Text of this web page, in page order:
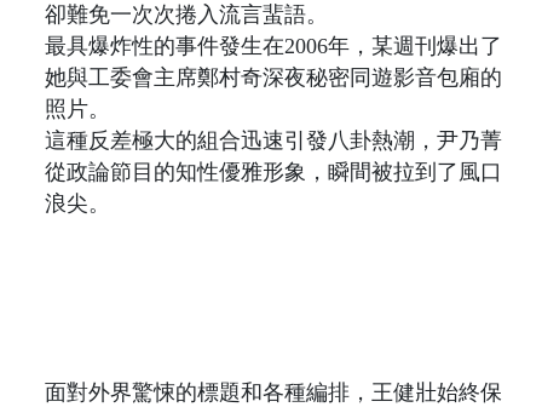
卻難免一次次捲入流言蜚語。
最具爆炸性的事件發生在2006年，某週刊爆出了
她與工委會主席鄭村奇深夜秘密同遊影音包廂的
照片。
這種反差極大的組合迅速引發八卦熱潮，尹乃菁
從政論節目的知性優雅形象，瞬間被拉到了風口
浪尖。
面對外界驚悚的標題和各種編排，王健壯始終保